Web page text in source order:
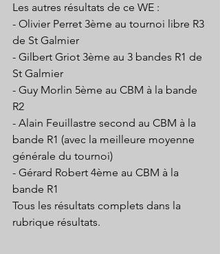
Les autres résultats de ce WE :
- Olivier Perret 3ème au tournoi libre R3
de St Galmier
- Gilbert Griot 3ème au 3 bandes R1 de
St Galmier
- Guy Morlin 5ème au CBM à la bande
R2
- Alain Feuillastre second au CBM à la
bande R1 (avec la meilleure moyenne
générale du tournoi)
- Gérard Robert 4ème au CBM à la
bande R1
Tous les résultats complets dans la
rubrique résultats.